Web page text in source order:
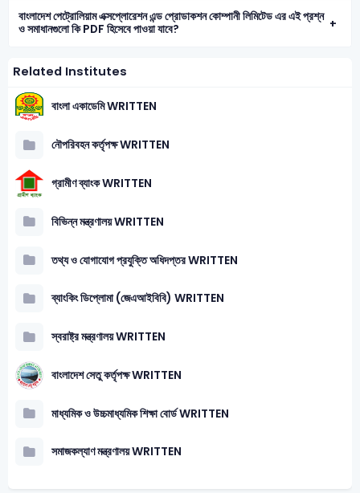
বাংলাদেশ পেট্রোলিয়াম এক্সপ্লোরেশন এন্ড প্রোডাকশন কোম্পানী লিমিটেড এর এই প্রশ্ন
ও সমাধানগুলো কি PDF হিসেবে পাওয়া যাবে?
Related Institutes
বাংলা একাডেমি WRITTEN
নৌপরিবহন কর্তৃপক্ষ WRITTEN
গ্রামীণ ব্যাংক WRITTEN
বিভিন্ন মন্ত্রণালয় WRITTEN
তথ্য ও যোগাযোগ প্রযুক্তি অধিদপ্তর WRITTEN
ব্যাংকিং ডিপ্লোমা (জেএআইবিবি) WRITTEN
স্বরাষ্ট্র মন্ত্রণালয় WRITTEN
বাংলাদেশ সেতু কর্তৃপক্ষ WRITTEN
মাধ্যমিক ও উচ্চমাধ্যমিক শিক্ষা বোর্ড WRITTEN
সমাজকল্যাণ মন্ত্রণালয় WRITTEN